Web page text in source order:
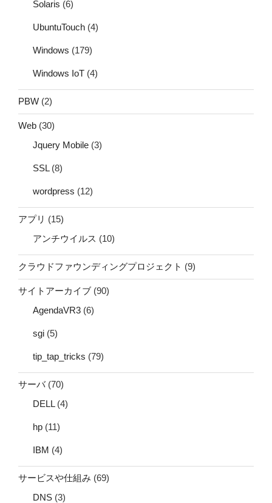
Solaris (6)
UbuntuTouch (4)
Windows (179)
Windows IoT (4)
PBW (2)
Web (30)
Jquery Mobile (3)
SSL(8)
wordpress (12)
アプリ (15)
アンチウイルス (10)
クラウドファウンディングプロジェクト (9)
サイトアーカイブ (90)
AgendaVR3 (6)
sgi (5)
tip_tap_tricks (79)
サーバ(70)
DELL(4)
hp (11)
IBM (4)
サービスや仕組み (69)
DNS (3)